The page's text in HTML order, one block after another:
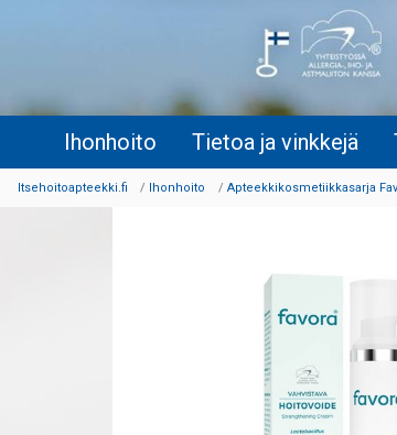
Ihonhoito Tietoa ja vinkkejä
Itsehoitoapteekki.fi Ihonhoito Apteekkikosmetiikkasarja